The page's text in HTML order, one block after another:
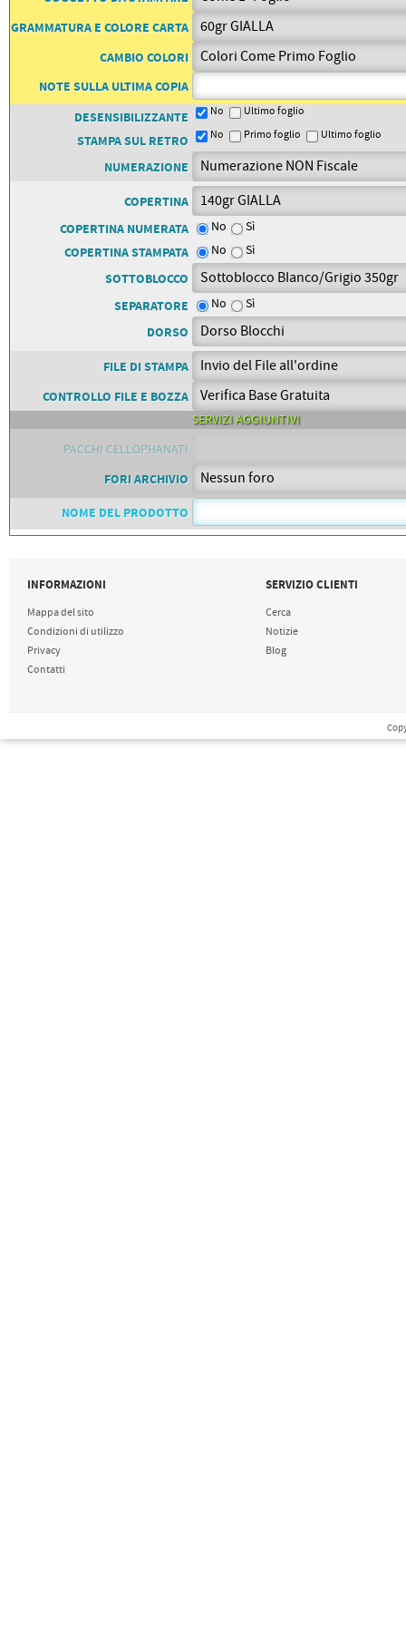
PETTORALI NUMERI DA
PETTORALI CON NOME ATLETA
GRAMMATURA E COLORE CARTA
CAMBIO COLORI
NOTE SULLA ULTIMA COPIA
DESENSIBILIZZANTE
No Ultimo foglio
STAMPA SUL RETRO No Primo foglio Ultimo foglio
NUMERAZIONE
COPERTINA
COPERTINA NUMERATA
No Sì
COPERTINA STAMPATA No Sì
SOTTOBLOCCO
SEPARATORE
No Sì
DORSO
FILE DI STAMPA
CONTROLLO FILE E BOZZA
SERVIZI AGGIUNTIVI
PACCHI CELLOPHANATI
FORI ARCHIVIO
NOME DEL PRODOTTO
INFORMAZIONI
Mappa del sito
Condizioni di utilizzo
Privacy
Contatti
SERVIZIO CLIENTI
Cerca
Notizie
Blog